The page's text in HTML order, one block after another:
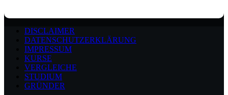
DISCLAIMER
DATENSCHUTZERKLÄRUNG
IMPRESSUM
KURSE
VERGLEICHE
STUDIUM
GRÜNDER